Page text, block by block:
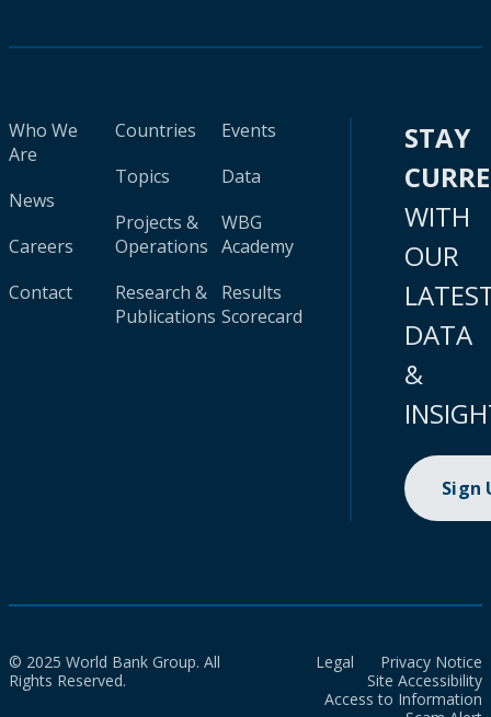
Who We
Are
News
Careers
Contact
Countries
Topics
Projects &
Operations
Research &
Publications
Events
Data
WBG
Academy
Results
Scorecard
STAY
WITH
OUR
DATA
&
Sign
© 2025 World Bank Group. All
Rights Reserved.
Legal
Privacy Notice
Site Accessibility
Access to Information